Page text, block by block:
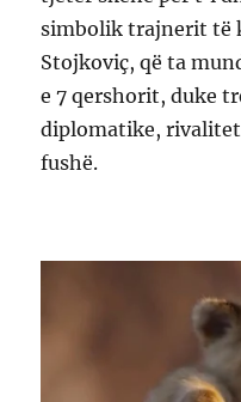
simbolik trajnerit të
Stojkoviç, që ta
e 7 qershorit, duke
diplomatike,
fushë.